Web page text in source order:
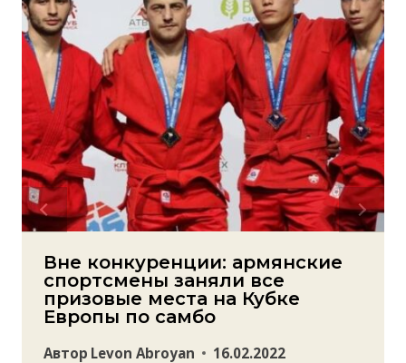
Вне конкуренции: армянские
спортсмены заняли все
призовые места на Кубке
Европы по самбо
Автор Levon Abroyan 16.02.2022